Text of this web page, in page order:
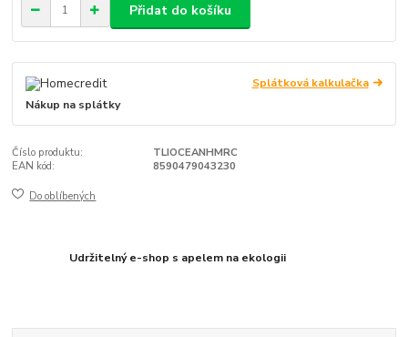
Přidat do košíku
Splátková kalkulačka
Nákup na splátky
Číslo produktu:
TLIOCEANHMRC
EAN kód:
8590479043230
Do oblíbených
Udržitelný e-shop s apelem na ekologii